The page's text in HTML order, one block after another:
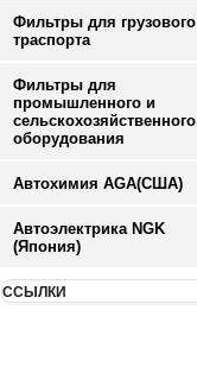
Фильтры для грузового
траспорта
Фильтры для
промышленного и
сельскохозяйственного
оборудования
Автохимия AGA(США)
Автоэлектрика NGK
(Япония)
ССЫЛКИ